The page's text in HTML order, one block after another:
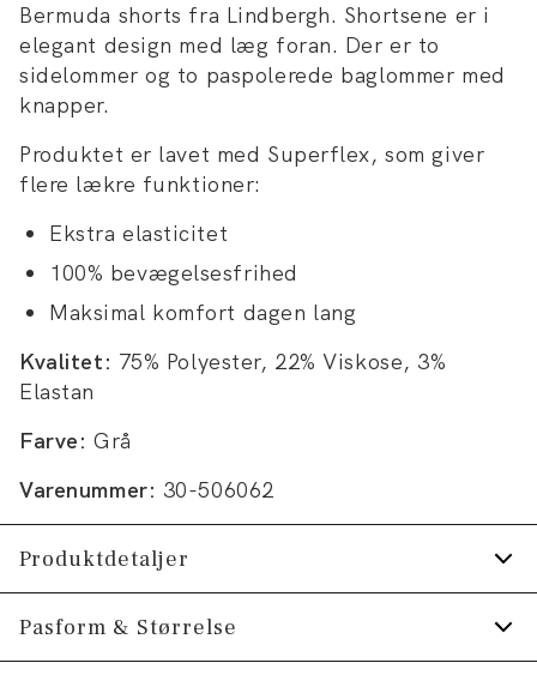
Bermuda shorts fra Lindbergh. Shortsene er i
elegant design med læg foran. Der er to
sidelommer og to paspolerede baglommer med
knapper.
Produktet er lavet med Superflex, som giver
flere lækre funktioner:
Ekstra elasticitet
100% bevægelsesfrihed
Maksimal komfort dagen lang
Kvalitet: 75% Polyester, 22% Viskose, 3%
Elastan
Farve: Grå
Varenummer: 30-506062
Produktdetaljer
Shortsene har gylp med lynlås.
Der er to paspolerede baglommer med
Pasform & Størrelse